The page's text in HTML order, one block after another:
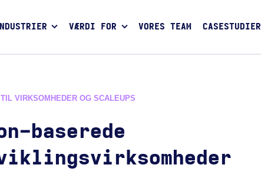
VÆRDI FOR VORES TEAM CASESTUDIER
VIRKSOMHEDER OG SCALEUPS
baserede